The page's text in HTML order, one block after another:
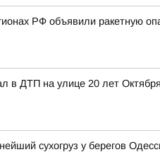
РФ объявили ракетную
в ДТП на улице 20 лет
сухогруз у берегов